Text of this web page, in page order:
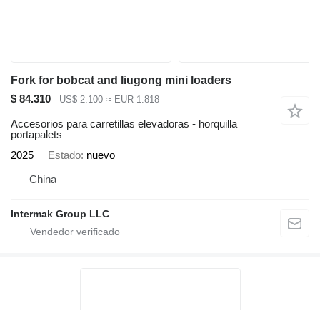
Fork for bobcat and liugong mini loaders
$ 84.310
US$ 2.100 ≈ EUR 1.818
Accesorios para carretillas elevadoras - horquilla
portapalets
2025
Estado nuevo
China
Intermak Group LLC